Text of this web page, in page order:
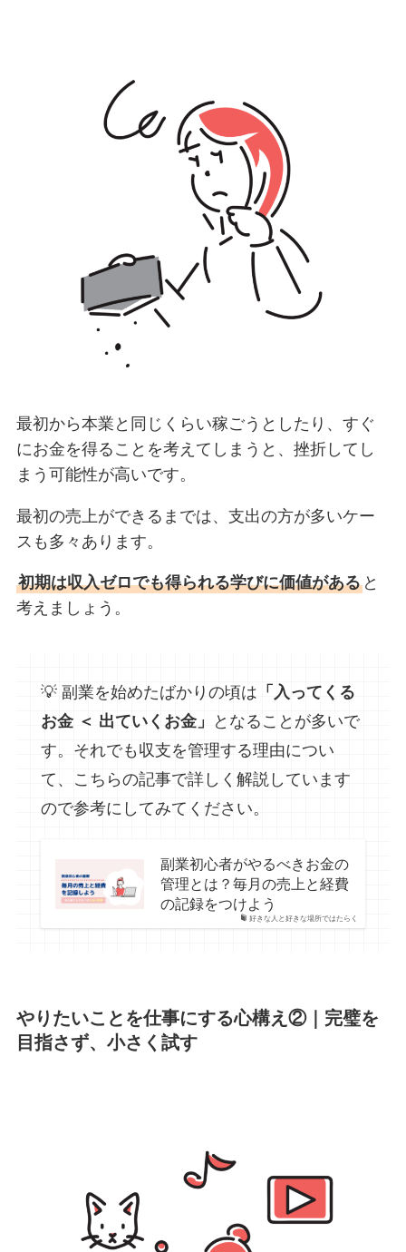
最初から本業と同じくらい稼ごうとしたり、すぐ
にお金を得ることを考えてしまうと、挫折してし
まう可能性が高いです。
最初の売上ができるまでは、支出の方が多いケー
スも多々あります。
初期は収入ゼロでも得られる学びに価値があると
考えましょう。
💡 副業を始めたばかりの頃は 「入ってくる
お金 ＜ 出ていくお金」
となることが多いで
す。それでも収支を管理する理由につい
て、こちらの記事で詳しく解説しています
ので参考にしてみてください。
好きな人と好きな場所ではたらく
副業初心者がやるべきお金の
管理とは？毎月の売上と経費
の記録をつけよう
やりたいことを仕事にする心構え②｜ 完璧を
目指さず、小さく試す